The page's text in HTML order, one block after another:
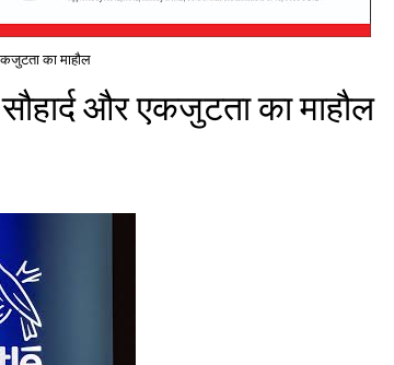
का माहौल
और एकजुटता का माहौल